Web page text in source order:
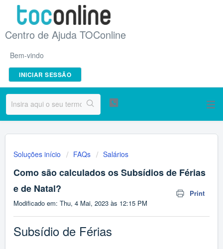
Centro de Ajuda TOConline
Bem-vindo
INICIAR SESSÃO
Soluções início FAQs Salários
Como são calculados os Subsídios de Férias
e de Natal?
Print
Modificado em: Thu, 4 Mai, 2023 às 12:15 PM
Subsídio de Férias